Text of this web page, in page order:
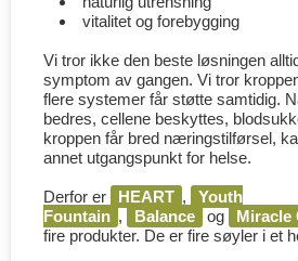
vitalitet og forebygging
Vi tror ikke den beste løsningen
symptom av gangen. Vi tror
flere systemer får støtte samtidig.
bedres, cellene beskyttes,
kroppen får bred næringstilførsel,
annet utgangspunkt for helse.
Derfor er HEART ,
Youth
Fountain , Balance og Miracle
fire produkter. De er fire søyler i et